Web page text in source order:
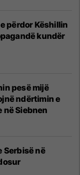
përdor Këshillin
kundër
pesë mijë
ndërtimin e
Siebnen
Serbisë në